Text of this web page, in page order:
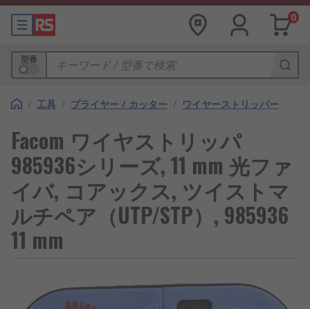
0
型番
/ 工具 / プライヤー / カッター / ワイヤーストリッパー
Facom ワイヤストリッパ
985936シリーズ, 11 mm 光ファ
イバ, コアックス, ツイストマ
ルチペア（UTP/STP）, 985936
11 mm